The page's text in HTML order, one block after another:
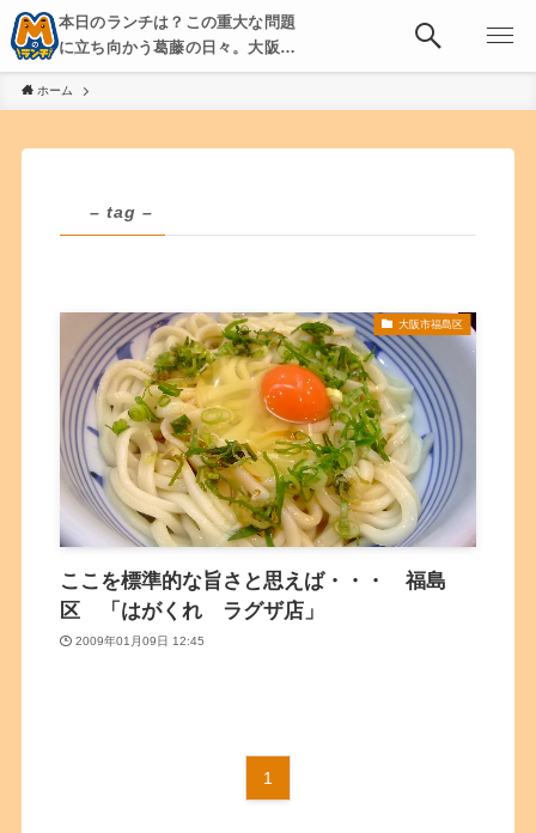
本日のランチは？この重大な問題
に立ち向かう葛藤の日々。大阪・
京都・神戸を中心とした食べ歩
き、飲み歩きを綴る。
ホーム
– tag –
大阪市福島区
ここを標準的な旨さと思えば・・・ 福島
区 「はがくれ ラグザ店」
2009年01月09日 12:45
1